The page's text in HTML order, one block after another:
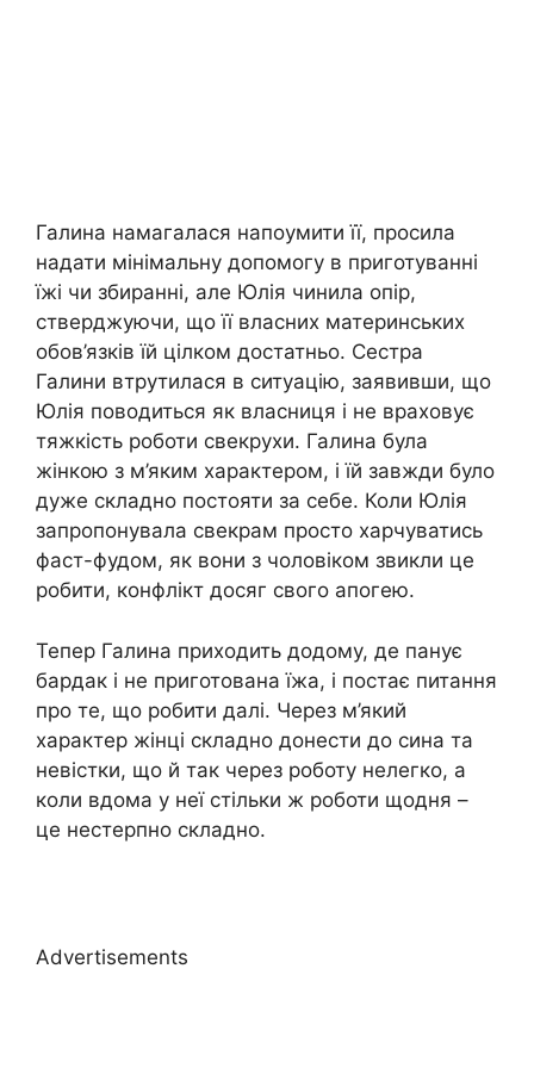
Галина намагалася напоумити її, просила
надати мінімальну допомогу в приготуванні
їжі чи збиранні, але Юлія чинила опір,
стверджуючи, що її власних материнських
обов’язків їй цілком достатньо. Сестра
Галини втрутилася в ситуацію, заявивши, що
Юлія поводиться як власниця і не враховує
тяжкість роботи свекрухи. Галина була
жінкою з м’яким характером, і їй завжди було
дуже складно постояти за себе. Коли Юлія
запропонувала свекрам просто харчуватись
фаст-фудом, як вони з чоловіком звикли це
робити, конфлікт досяг свого апогею.
Тепер Галина приходить додому, де панує
бардак і не приготована їжа, і постає питання
про те, що робити далі. Через м’який
характер жінці складно донести до сина та
невістки, що й так через роботу нелегко, а
коли вдома у неї стільки ж роботи щодня –
це нестерпно складно.
Advertisements